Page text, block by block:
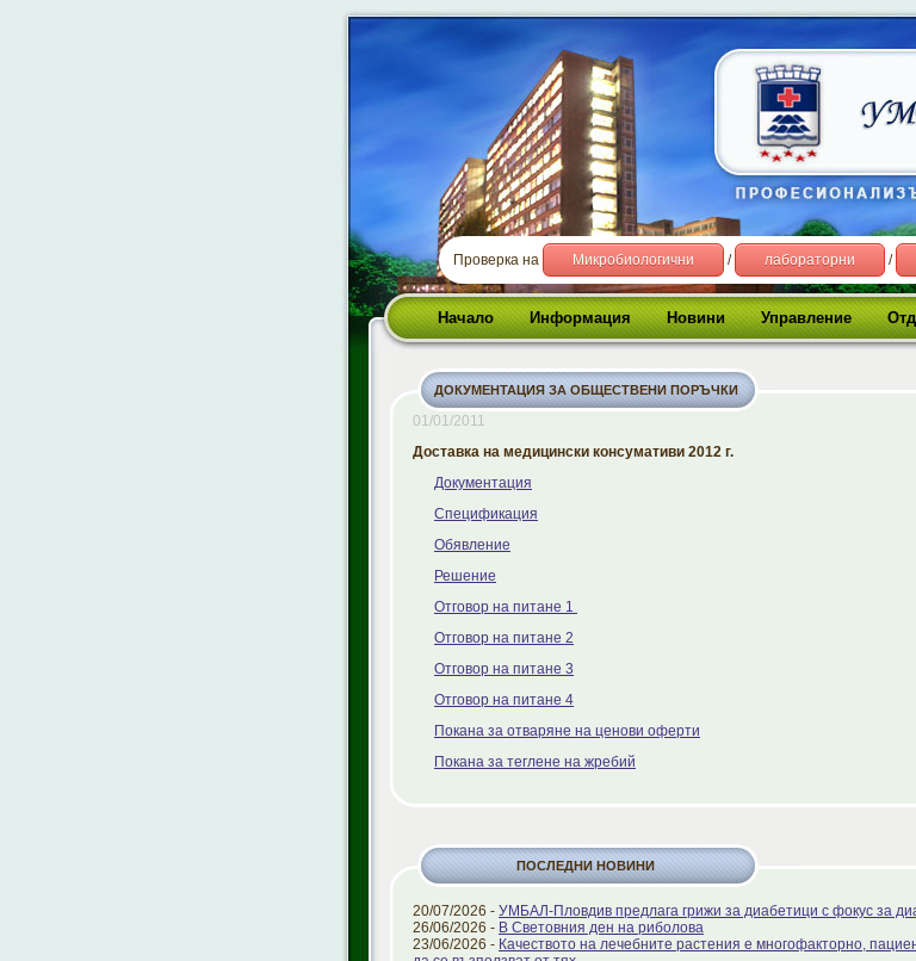
Проверка на Микробиологични / лабораторни /
Начало Информация Новини Управление
ДОКУМЕНТАЦИЯ ЗА ОБЩЕСТВЕНИ ПОРЪЧКИ
01/01/2011
Доставка на медицински консумативи 2012 г.
Документация
Спецификация
Обявление
Решение
Отговор на питане 1
Отговор на питане 2
Отговор на питане 3
Отговор на питане 4
Покана за отваряне на ценови оферти
Покана за теглене на жребий
ПОСЛЕДНИ НОВИНИ
20/07/2026 - УМБАЛ-Пловдив предлага грижи за диабетици с фокус за
26/06/2026 - В Световния ден на риболова
23/06/2026 - Качеството на лечебните растения е многофакторно,